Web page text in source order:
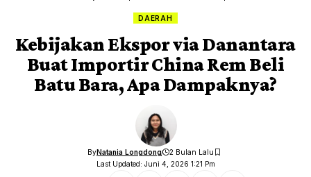
DAERAH
Kebijakan Ekspor via Danantara
Buat Importir China Rem Beli
Batu Bara, Apa Dampaknya?
Last Updated: Juni 4, 2026 1:21 Pm
ByNatania Longdong 2 Bulan Lalu